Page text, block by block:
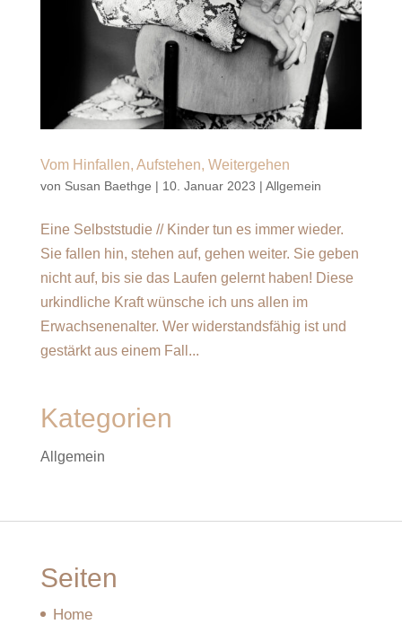
Vom Hinfallen, Aufstehen, Weitergehen
von Susan Baethge | 10. Januar 2023 | Allgemein
Eine Selbststudie // Kinder tun es immer wieder.
Sie fallen hin, stehen auf, gehen weiter. Sie geben
nicht auf, bis sie das Laufen gelernt haben! Diese
urkindliche Kraft wünsche ich uns allen im
Erwachsenenalter. Wer widerstandsfähig ist und
gestärkt aus einem Fall...
Kategorien
Allgemein
Seiten
Home